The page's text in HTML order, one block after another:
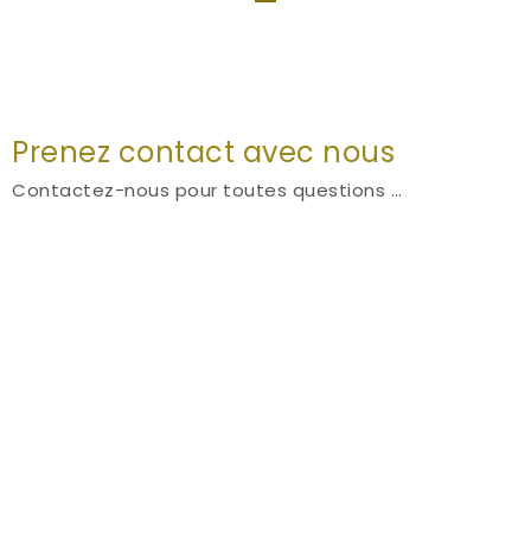
Prenez contact avec nous
Contactez-nous pour toutes questions …